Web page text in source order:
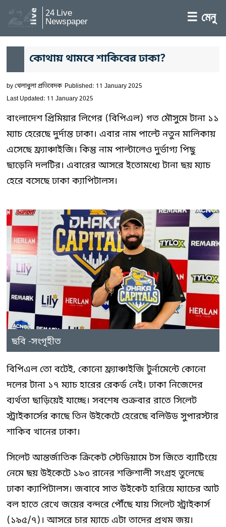
24 Live
Newspaper ☰ মেনু
কোথায় থামবে শাকিবের ঢাকা?
byখেলাধুলা প্রতিবেদক Published: 11 January 2025
Last Updated: 11 January 2025
বাংলাদেশ প্রিমিয়ার লিগের (বিপিএল) গত মৌসুমে টানা ১১
ম্যাচ হেরেছে দুর্দান্ত ঢাকা। এবার নাম পাল্টে নতুন মালিকায়
এসেছে ফ্র্যাঞ্চাইজি। কিন্তু নাম পাল্টালেও দুর্ভাগ্য পিছু
ছাড়েনি দলটির। এবারের আসরে ইতোমধ্যে টানা ছয় ম্যাচ
হেরে বসেছে ঢাকা ক্যাপিটালস।
ছবি -সংগৃহীত
বিপিএল তো বটেই, কোনো ফ্র্যাঞ্চাইজি টুর্নামেন্টে কোনো
দলের টানা ১৭ ম্যাচ হারের রেকর্ড নেই। ঢাকা নিজেদের
ব্যর্থতা ছাড়িয়েই যাচ্ছে। সবশেষ শুক্রবার রাতে সিলেট
স্ট্রাইকার্সের কাছে তিন উইকেটে হেরেছে বলিউড সুপারস্টার
শাকিব খানের ঢাকা।
সিলেট আন্তর্জাতিক ক্রিকেট স্টেডিয়ামে টস জিতে ব্যাটিংয়ে
নেমে ছয় উইকেটে ১৯৩ রানের শক্তিশালী সংগ্রহ তুলেছে
ঢাকা ক্যাপিটালস। জবাবে সাত উইকেট হারিয়ে ম্যাচের আট
বল হাতে রেখে জয়ের বন্দরে পৌঁছে যায় সিলেট স্ট্রাইকার্স
(১৯৫/৭)। আসরে চার ম্যাচে এটা তাদের প্রথম জয়।